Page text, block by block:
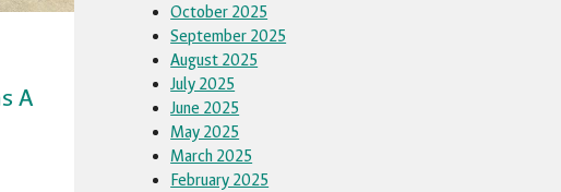
A
October 2025
September 2025
August 2025
July 2025
June 2025
May 2025
March 2025
February 2025